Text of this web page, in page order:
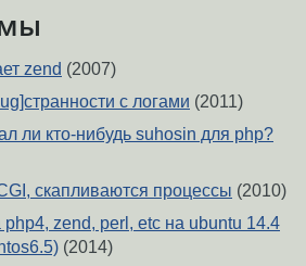
zend (2007)
с логами (2011)
ли кто-нибудь suhosin для php?
скапливаются процессы (2010)
php4, zend, perl, etc на ubuntu 14.4
(2014)